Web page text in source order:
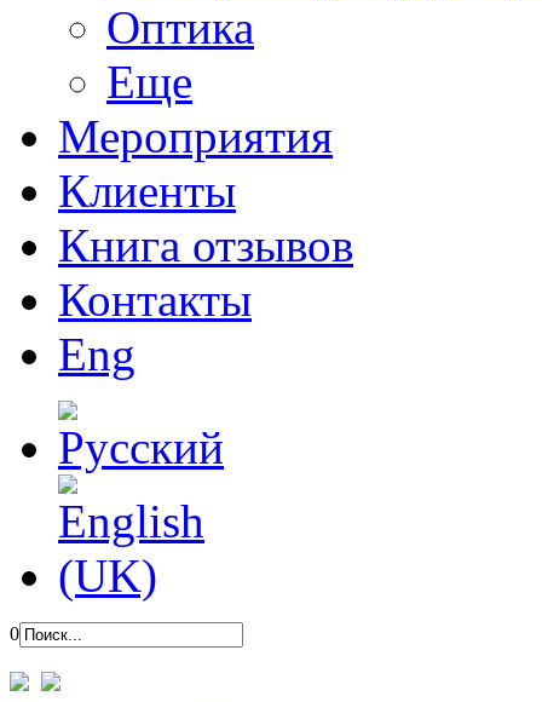
Оптика
Еще
Мероприятия
Клиенты
Книга отзывов
Контакты
Eng
0